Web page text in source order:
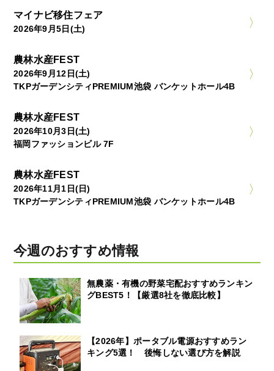
マイナビ移住フェア
2026年9月5日(土)
農林水産FEST
2026年9月12日(土)
TKPガーデンシティPREMIUM池袋 バンケットホール4B
農林水産FEST
2026年10月3日(土)
福岡ファッションビル 7F
農林水産FEST
2026年11月1日(日)
TKPガーデンシティPREMIUM池袋 バンケットホール4B
今週のおすすめ情報
無農薬・有機の野菜宅配おすすめランキン
グBEST5！【厳選8社を徹底比較】
【2026年】ポータブル電源おすすめラン
キング5選！ 後悔しない選び方を解説